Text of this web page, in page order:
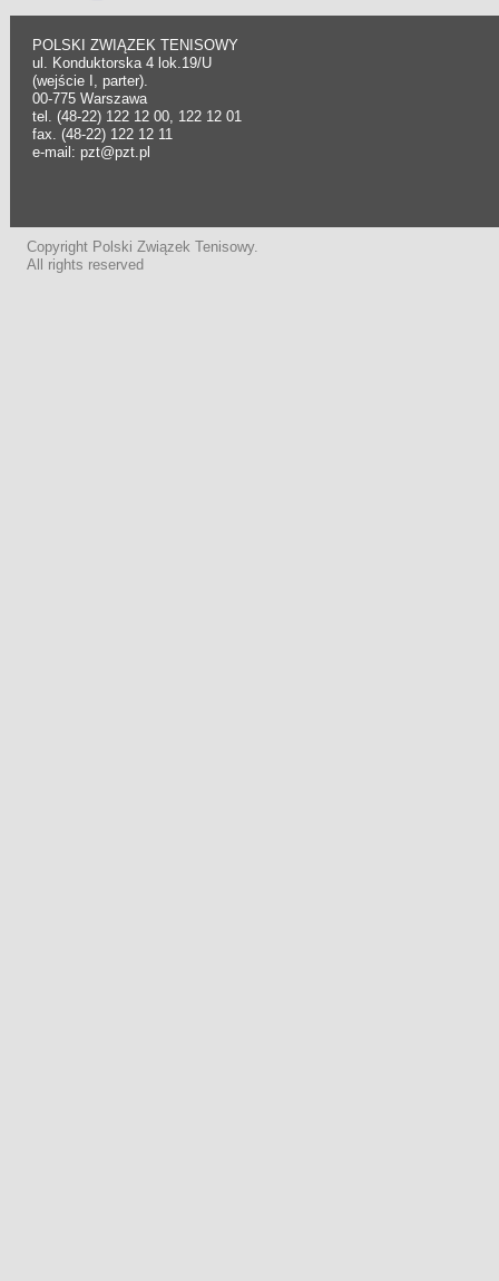
POLSKI ZWIĄZEK TENISOWY
ul. Konduktorska 4 lok.19/U
(wejście I, parter).
00-775 Warszawa
tel. (48-22) 122 12 00, 122 12 01
fax. (48-22) 122 12 11
e-mail: pzt@pzt.pl
Copyright Polski Związek Tenisowy.
All rights reserved